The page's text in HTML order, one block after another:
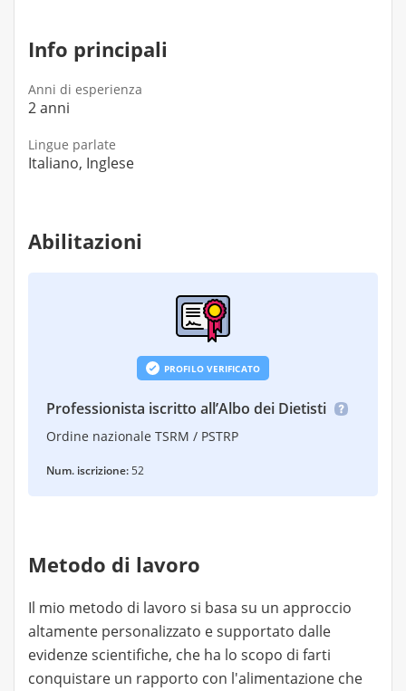
Info principali
Anni di esperienza
2 anni
Lingue parlate
Italiano, Inglese
Abilitazioni
PROFILO VERIFICATO
Professionista iscritto all’Albo dei Dietisti
Ordine nazionale TSRM / PSTRP
Num. iscrizione:52
Metodo di lavoro
Il mio metodo di lavoro si basa su un approccio
altamente personalizzato e supportato dalle
evidenze scientifiche, che ha lo scopo di farti
conquistare un rapporto con l'alimentazione che